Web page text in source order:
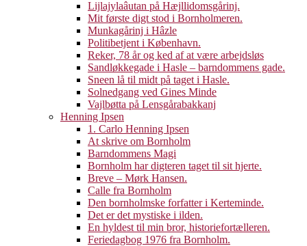
Lijlajylaâutan på Hæjllidomsgårinj.
Mit første digt stod i Bornholmeren.
Munkagårinj i Hâzle
Politibetjent i København.
Reker, 78 år og ked af at være arbejdsløs
Sandløkkegade i Hasle – barndommens gade.
Sneen lå til midt på taget i Hasle.
Solnedgang ved Gines Minde
Vajlbøtta på Lensgårabakkanj
Henning Ipsen
1. Carlo Henning Ipsen
At skrive om Bornholm
Barndommens Magi
Bornholm har digteren taget til sit hjerte.
Breve – Mørk Hansen.
Calle fra Bornholm
Den bornholmske forfatter i Kerteminde.
Det er det mystiske i ilden.
En hyldest til min bror, historiefortælleren.
Feriedagbog 1976 fra Bornholm.